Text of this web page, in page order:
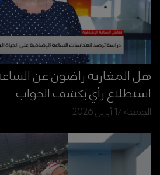
هل المغاربة راضون عن
استطلاع رأي يكشف الجواب
الجمعة 17 أبريل 2026